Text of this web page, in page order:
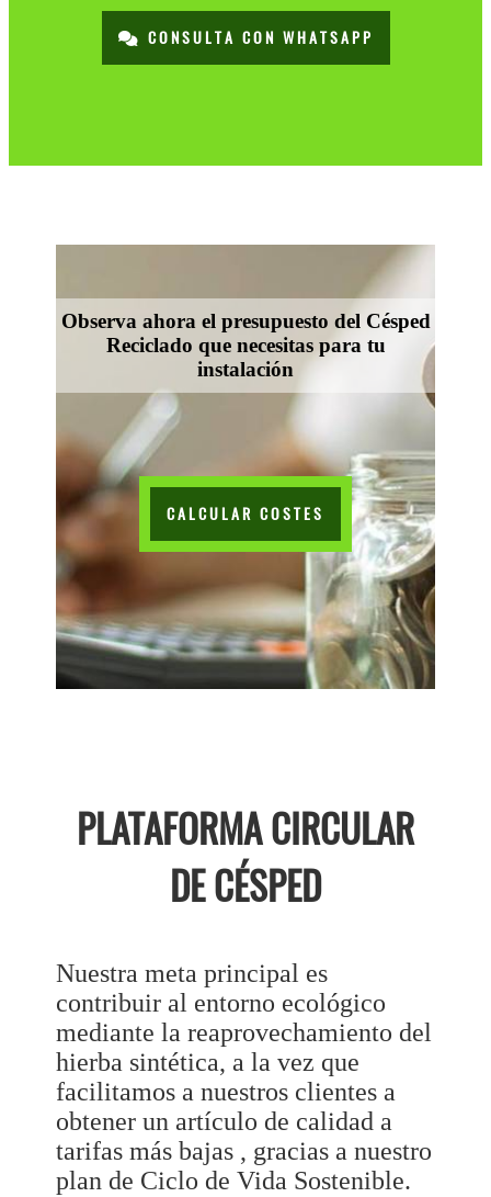
CONSULTA CON WHATSAPP
Observa ahora el presupuesto del Césped
Reciclado que necesitas para tu
instalación
CALCULAR COSTES
PLATAFORMA CIRCULAR
DE CÉSPED
Nuestra meta principal es
contribuir al entorno ecológico
mediante la reaprovechamiento del
hierba sintética, a la vez que
facilitamos a nuestros clientes a
obtener un artículo de calidad a
tarifas más bajas , gracias a nuestro
plan de Ciclo de Vida Sostenible.